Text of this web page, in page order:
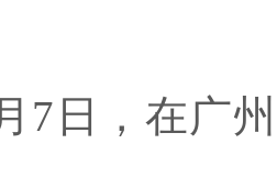
7日，在广